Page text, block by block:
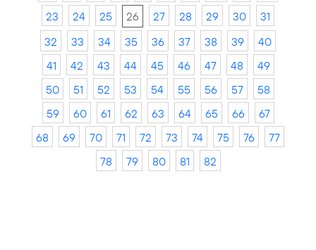
23
24 25 26 27 28 29 30
31
32
33 34 35 36 37 38 39
40
41
42 43 44 45 46 47 48
49
50
51 52 53 54 55 56 57
58
59
60 61 62 63 64 65 66
67
68
69 70 71 72 73 74 75 76
77
78
79 80 81 82